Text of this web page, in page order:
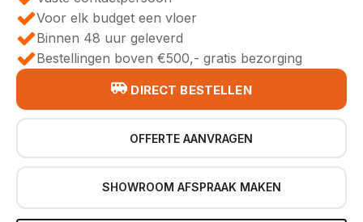
Voor elk budget een vloer
Binnen 48 uur geleverd
Bestellingen boven €500,- gratis bezorging
DIRECT BESTELLEN
OFFERTE AANVRAGEN
SHOWROOM AFSPRAAK MAKEN